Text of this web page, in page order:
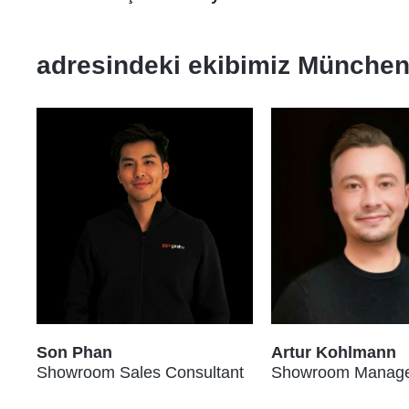
adresindeki ekibimiz München
Son Phan
Showroom Sales Consultant
Artur Kohlmann
Showroom